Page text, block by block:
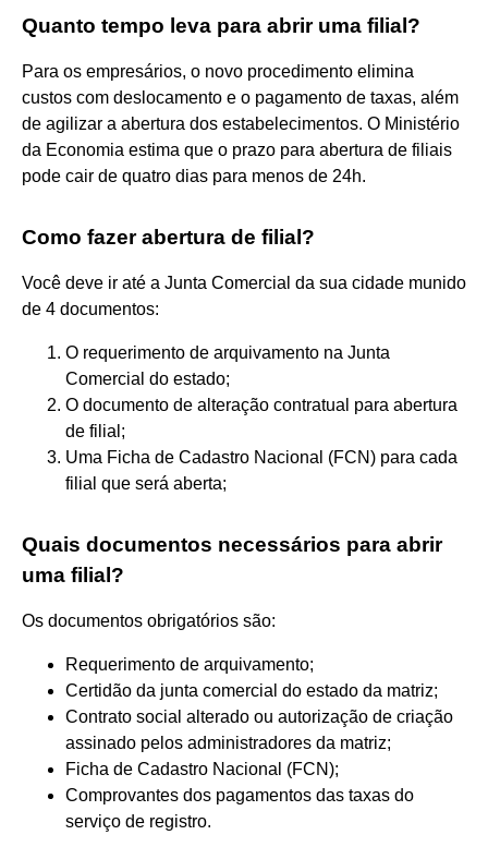
Quanto tempo leva para abrir uma filial?
Para os empresários, o novo procedimento elimina
custos com deslocamento e o pagamento de taxas, além
de agilizar a abertura dos estabelecimentos. O Ministério
da Economia estima que o prazo para abertura de filiais
pode cair de quatro dias para menos de 24h.
Como fazer abertura de filial?
Você deve ir até a Junta Comercial da sua cidade munido
de 4 documentos:
O requerimento de arquivamento na Junta
Comercial do estado;
O documento de alteração contratual para abertura
de filial;
Uma Ficha de Cadastro Nacional (FCN) para cada
filial que será aberta;
Quais documentos necessários para abrir
uma filial?
Os documentos obrigatórios são:
Requerimento de arquivamento;
Certidão da junta comercial do estado da matriz;
Contrato social alterado ou autorização de criação
assinado pelos administradores da matriz;
Ficha de Cadastro Nacional (FCN);
Comprovantes dos pagamentos das taxas do
serviço de registro.